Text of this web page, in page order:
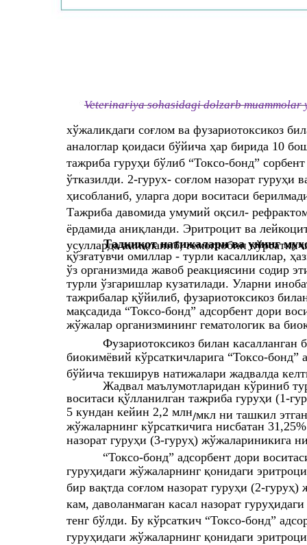
Veterinariya sohasidagi dolzarb
хўжаликдаги соғлом ва фузариотоксикоз
аналоглар қоидаси бўйича ҳар бирида 10
тажриба гуруҳи бўлиб “Токсо-бонд”
ўтказилди. 2-гурух- соғлом назорат гуруҳи
ҳисобланиб, уларга дори воситаси
Тажриба давомида умумий оқсил-
ёрдамида аниқланди. Эритроцит ва
усулларда аниқланиб, гемоглобин
Тадқиқот натижалари ва унинг
қўзғатувчи омиллар - турли касалликлар,
ўз организмида жавоб реакциясини содир
турли ўзгаришлар кузатилади. Уларни
тажрибалар қўйилиб, фузариотоксикоз
мақсадида “Токсо-бонд” адсорбент дори
жўжалар организмининг гематологик ва
Фузариотоксикоз билан касалланган
биокимёвий кўрсаткичларига “Токсо-
бўйича текширув натижалари жадвалда
Жадвал маълумотларидан кўриниб
воситаси қўлланилган тажриба гуруҳи (1-
5 кундан кейин 2,2 млн/мкл ни ташкил
жўжаларнинг кўрсаткичига нисбатан
назорат гуруҳи (3-гуруҳ) жўжалариникига
“Токсо-бонд” адсорбент дори
гуруҳидаги жўжаларнинг қонидаги
бир вақтда соғлом назорат гуруҳи (2-
кам, даволанмаган касал назорат
тенг бўлди. Бу кўрсаткич “Токсо-бонд”
гуруҳидаги жўжаларнинг қонидаги